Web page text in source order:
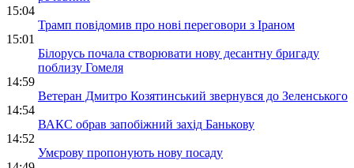
15:04
Трамп повідомив про нові переговори з Іраном
15:01
Білорусь почала створювати нову десантну бригаду
поблизу Гомеля
14:59
Ветеран Дмитро Козятинський звернувся до Зеленського
14:54
ВАКС обрав запобіжний захід Банькову
14:52
Умєрову пропонують нову посаду